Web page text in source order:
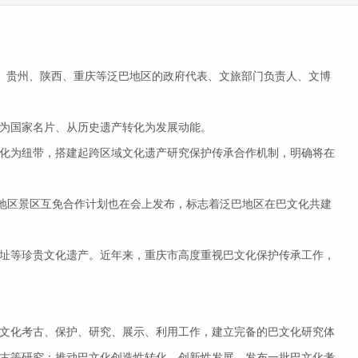
州、陕西、重庆等泛巴地区的政府代表、文旅部门负责人、文博
家名片、从历史遗产转化为发展动能。
纽带，搭建起跨区域文化遗产研究保护传承合作机制，明确将在
景区互免合作计划也在会上发布，标志着泛巴地区在巴文化共建
珍贵文化遗产。近年来，重庆市高度重视巴文化保护传承工作，
考古、保护、研究、展示、利用工作，建立完备的巴文化研究体